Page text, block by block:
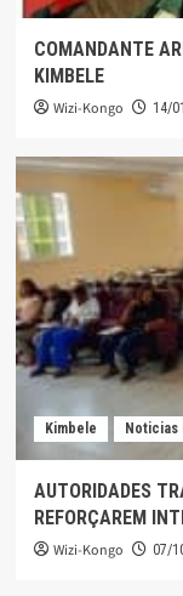
COMANDANTE
KIMBELE
Wizi-Kongo 14/
Kimbele Noticias
AUTORIDADES
REFORÇAREM
Wizi-Kongo 07/